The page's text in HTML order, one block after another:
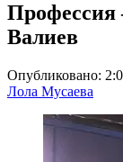
Валиев
Опубликовано:
Лола Мусаева